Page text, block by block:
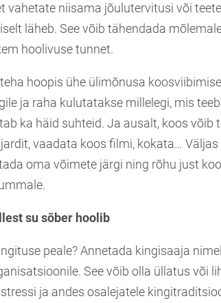
vahetate niisama jõulutervitusi või
läheb. See võib tähendada
hoolivuse tunnet.
hoopis ühe ülimõnusa
ja raha kulutatakse millelegi, mis
ka häid suhteid. Ja ausalt, koos võib
vaadata koos filmi, kokata… Väljas
oma võimete järgi ning rõhu just
su sõber hoolib
peale? Annetada kingisaaja
See võib olla üllatus või
ja andes osalejatele